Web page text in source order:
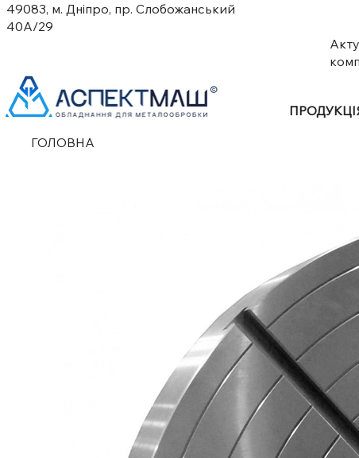
49083, м. Дніпро, пр. Слобожанський
40А/29
ГОЛОВНА